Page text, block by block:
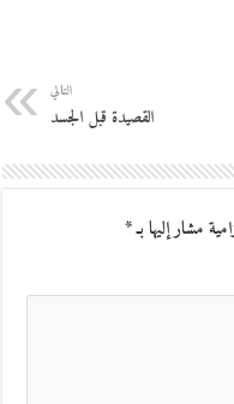
التالي
القصيدة قبل الجسد
مشار إليها بـ*